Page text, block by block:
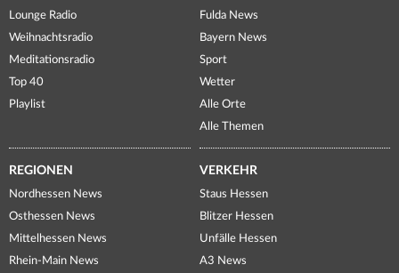
Lounge Radio
Weihnachtsradio
Meditationsradio
Top 40
Playlist
Fulda News
Bayern News
Sport
Wetter
Alle Orte
Alle Themen
REGIONEN
Nordhessen News
Osthessen News
Mittelhessen News
Rhein-Main News
VERKEHR
Staus Hessen
Blitzer Hessen
Unfälle Hessen
A3 News